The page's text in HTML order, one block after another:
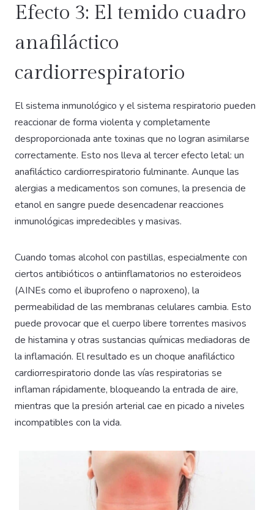
Efecto 3: El temido cuadro
anafiláctico
cardiorrespiratorio
El sistema inmunológico y el sistema respiratorio pueden
reaccionar de forma violenta y completamente
desproporcionada ante toxinas que no logran asimilarse
correctamente. Esto nos lleva al tercer efecto letal: un
anafiláctico cardiorrespiratorio fulminante. Aunque las
alergias a medicamentos son comunes, la presencia de
etanol en sangre puede desencadenar reacciones
inmunológicas impredecibles y masivas.
Cuando tomas alcohol con pastillas, especialmente con
ciertos antibióticos o antiinflamatorios no esteroideos
(AINEs como el ibuprofeno o naproxeno), la
permeabilidad de las membranas celulares cambia. Esto
puede provocar que el cuerpo libere torrentes masivos
de histamina y otras sustancias químicas mediadoras de
la inflamación. El resultado es un choque anafiláctico
cardiorrespiratorio donde las vías respiratorias se
inflaman rápidamente, bloqueando la entrada de aire,
mientras que la presión arterial cae en picado a niveles
incompatibles con la vida.